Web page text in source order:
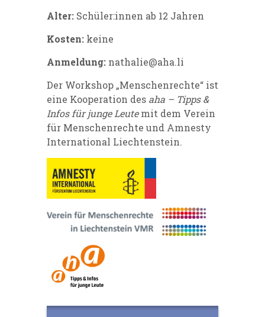
Alter: Schüler:innen ab 12 Jahren
Kosten: keine
Anmeldung: nathalie@aha.li
Der Workshop „Menschenrechte“ ist
eine Kooperation des aha – Tipps &
Infos für junge Leutemit dem Verein
für Menschenrechte und Amnesty
International Liechtenstein.